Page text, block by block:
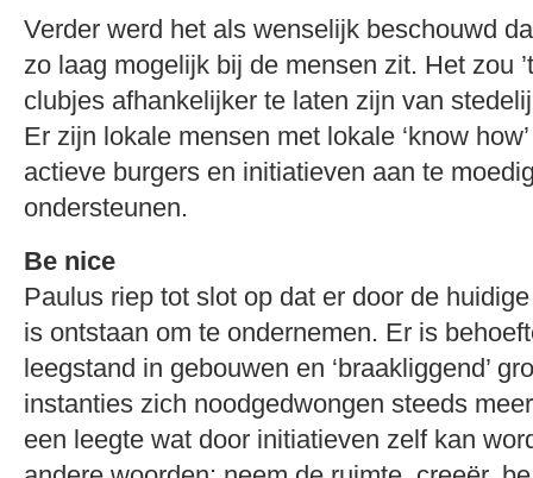
Verder werd het als wenselijk beschouwd
zo laag mogelijk bij de mensen zit. Het zou
clubjes afhankelijker te laten zijn van
Er zijn lokale mensen met lokale ‘know
actieve burgers en initiatieven aan te
ondersteunen.
Be nice
Paulus riep tot slot op dat er door de
is ontstaan om te ondernemen. Er is
leegstand in gebouwen en ‘braakliggend’
instanties zich noodgedwongen steeds
een leegte wat door initiatieven zelf kan